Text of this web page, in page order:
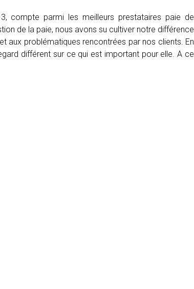
compte parmi les meilleurs prestataires paie de
de la paie, nous avons su cultiver notre différence
aux problématiques rencontrées par nos clients. En
différent sur ce qui est important pour elle. A ce